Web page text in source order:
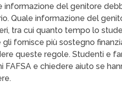
informazione del genitore
Quale informazione del
tra cui quanto tempo lo
fornisce più sostegno
queste regole. Studenti e
e chiedere aiuto se